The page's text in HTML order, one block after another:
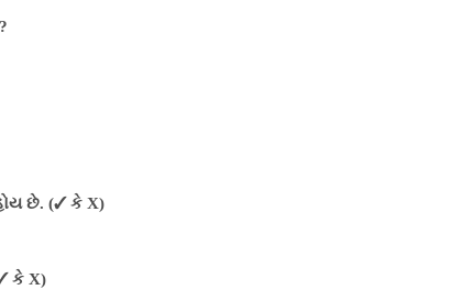
છે. (✓ કે X)
કે X)